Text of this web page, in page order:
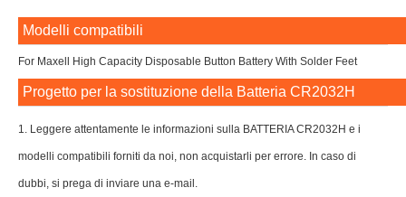
Modelli compatibili
For Maxell High Capacity Disposable Button Battery With Solder Feet
Progetto per la sostituzione della Batteria CR2032H
1. Leggere attentamente le informazioni sulla BATTERIA CR2032H e i
modelli compatibili forniti da noi, non acquistarli per errore. In caso di
dubbi, si prega di inviare una e-mail.